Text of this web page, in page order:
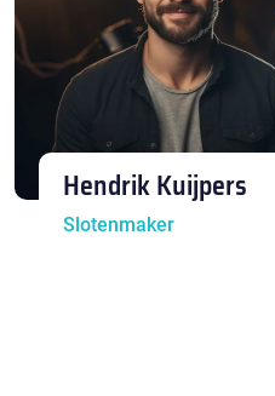
Hendrik Kuijpers
Slotenmaker